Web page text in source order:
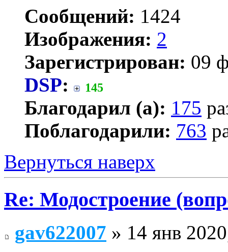
Сообщений: 1424
Изображения: 2
Зарегистрирован: 09
DSP: 145
Благодарил (а): 175
Поблагодарили: 763
Вернуться наверх
Re: Модостроение
gav622007 » 14 янв